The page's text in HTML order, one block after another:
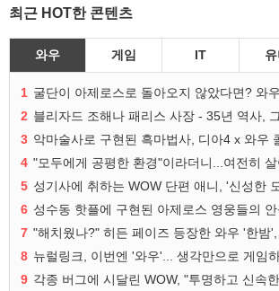
최근 HOT한 콘텐츠
와우 게임 IT 유
1 굴단이 아제로스로 돌아오지 않았다면? 와
2 블리자드 조해나 패리스 사장 - 35년 역사,
3 악마술사로 구현된 흑마법사, 디아4 x 와우
4 "모두에게 공평한 환경"이라더니...여전히
5 성기사에 취하는 WOW 단편 애니, '신성한
6
7
8 뉴럴링크, 이번엔 '와우'... 생각만으로 게임
9 각종 버그에 시달린 WOW, "투명하고 신속